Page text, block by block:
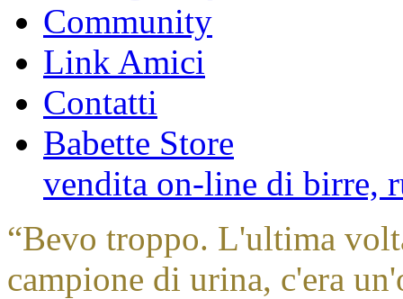
Community
Link Amici
Contatti
Babette Store
vendita on-line di birre,
“Bevo troppo. L'ultima
campione di urina, c'era